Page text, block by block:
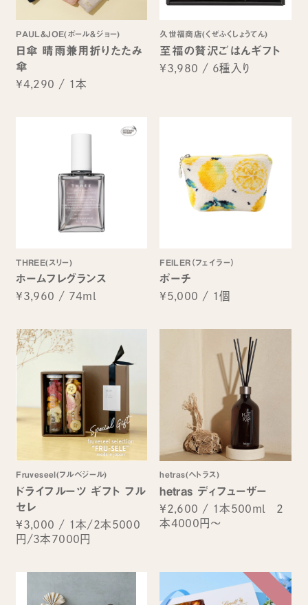
PAUL&JOE(ポール＆ジョー)
日傘 晴雨兼用折りたたみ
傘
¥4,290 / 1本
久世福商店(くぜふくしょうてん)
至福の贅沢ごはんギフト
¥3,980 / 6種入り
THREE(スリー)
ホームフレグランス
¥3,960 / 74ml
FEILER（フェイラー）
ポーチ
¥5,000 / 1個
Fruveseel(フルベジール)
ドライフルーツ ギフト フル
セレ
¥3,000 / 1本/2本5000
円/3本7000円
hetras(へトラス)
hetras ディフューザー
¥2,600 / 1本500ml 2
本4000円～